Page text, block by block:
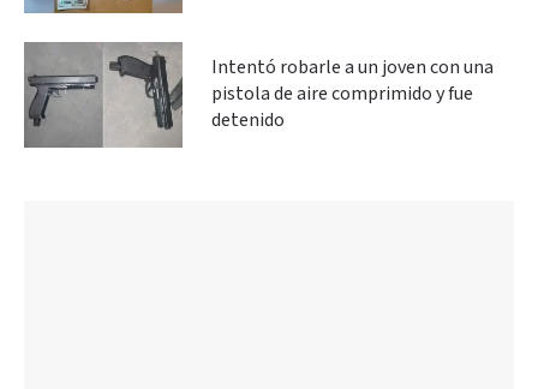
Intentó robarle a un joven con una
pistola de aire comprimido y fue
detenido